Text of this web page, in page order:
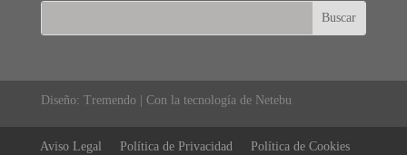
Diseño: Tremendo | Con la tecnología de Netebu
Aviso Legal Política de Privacidad Política de Cookies